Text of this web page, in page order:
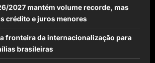
2027 mantém volume recorde, mas
crédito e juros menores
fronteira da internacionalização para
brasileiras